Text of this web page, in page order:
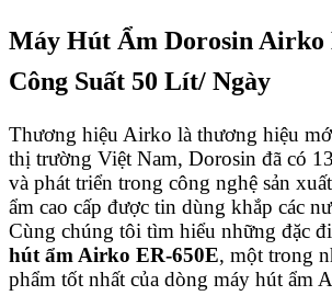
Máy Hút Ẩm Dorosin Airko
Công Suất 50 Lít/ Ngày
Thương hiệu Airko là thương hiệu
thị trường Việt Nam, Dorosin đã có
và phát triển trong công nghệ sản
ẩm cao cấp được tin dùng khắp các
Cùng chúng tôi tìm hiểu những đặc
hút ẩm Airko ER-650E, một trong
phẩm tốt nhất của dòng máy hút ẩm